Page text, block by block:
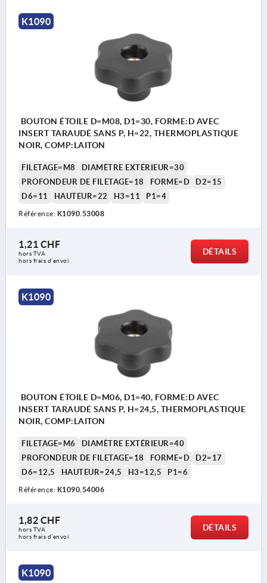
K1090
BOUTON ÉTOILE D=M08, D1=30, FORME:D AVEC
INSERT TARAUDÉ SANS P, H=22, THERMOPLASTIQUE
NOIR, COMP:LAITON
FILETAGE=M8
DIAMÈTRE EXTÉRIEUR=30
PROFONDEUR DE FILETAGE=18
FORME=D
D2=15
D6=11
HAUTEUR=22 H3=11 P1=4
Référence: K1090.53008
1,21 CHF
hors TVA
hors frais d’envoi
DÉTAILS
K1090
BOUTON ÉTOILE D=M06, D1=40, FORME:D AVEC
INSERT TARAUDÉ SANS P, H=24,5, THERMOPLASTIQUE
NOIR, COMP:LAITON
FILETAGE=M6
DIAMÈTRE EXTÉRIEUR=40
PROFONDEUR DE FILETAGE=18
FORME=D
D2=17
D6=12,5
HAUTEUR=24,5 H3=12,5 P1=6
Référence: K1090.54006
1,82 CHF
hors TVA
hors frais d’envoi
DÉTAILS
K1090